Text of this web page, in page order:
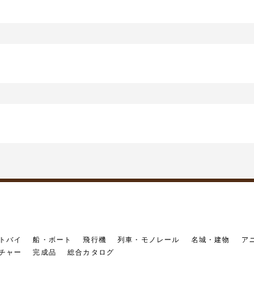
バイ 船・ボート 飛行機 列車・モノレール 名城・建物 ア
ャー 完成品
総合カタログ